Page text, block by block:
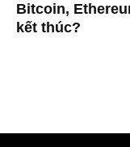
Bitcoin,
kết thúc?